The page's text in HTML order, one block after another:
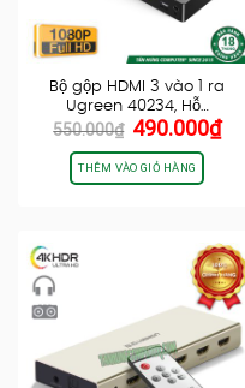
Bộ gộp HDMI 3 vào 1 ra
Ugreen 40234, Hỗ…
550.000₫ Giá
gốc
là:
550.000₫.
490.000₫Giá
THÊM VÀO GIỎ HÀNG